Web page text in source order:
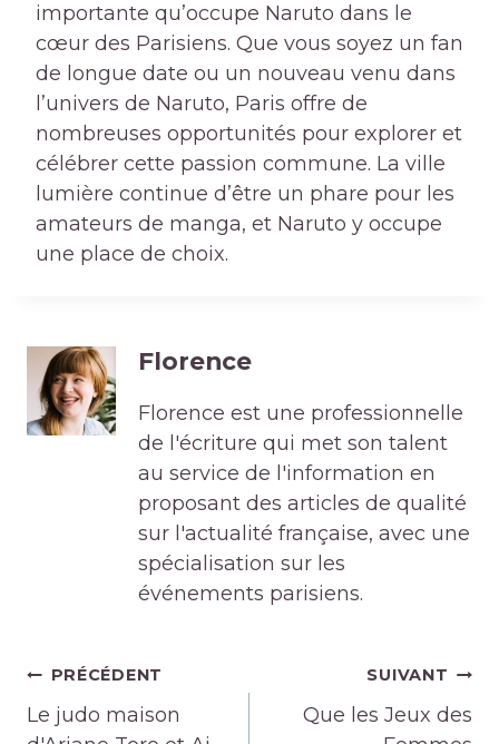
importante qu’occupe Naruto dans le
cœur des Parisiens. Que vous soyez un fan
de longue date ou un nouveau venu dans
l’univers de Naruto, Paris offre de
nombreuses opportunités pour explorer et
célébrer cette passion commune. La ville
lumière continue d’être un phare pour les
amateurs de manga, et Naruto y occupe
une place de choix.
Florence
Florence est une professionnelle
de l'écriture qui met son talent
au service de l'information en
proposant des articles de qualité
sur l'actualité française, avec une
spécialisation sur les
événements parisiens.
Navigation
de
PRÉCÉDENT
Le judo maison
SUIVANT
Que les Jeux des